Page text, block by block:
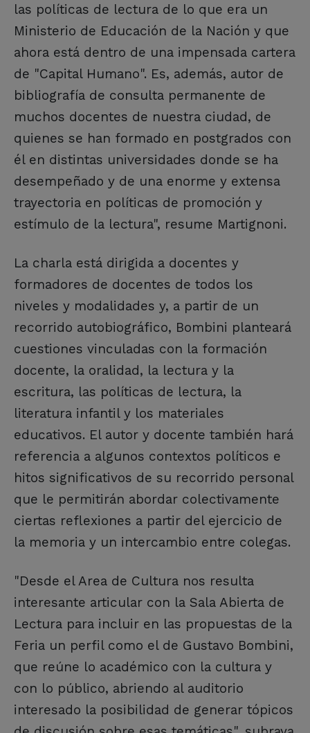
las políticas de lectura de lo que era un
Ministerio de Educación de la Nación y que
ahora está dentro de una impensada cartera
de "Capital Humano". Es, además, autor de
bibliografía de consulta permanente de
muchos docentes de nuestra ciudad, de
quienes se han formado en postgrados con
él en distintas universidades donde se ha
desempeñado y de una enorme y extensa
trayectoria en políticas de promoción y
estímulo de la lectura", resume Martignoni.
La charla está dirigida a docentes y
formadores de docentes de todos los
niveles y modalidades y, a partir de un
recorrido autobiográfico, Bombini planteará
cuestiones vinculadas con la formación
docente, la oralidad, la lectura y la
escritura, las políticas de lectura, la
literatura infantil y los materiales
educativos. El autor y docente también hará
referencia a algunos contextos políticos e
hitos significativos de su recorrido personal
que le permitirán abordar colectivamente
ciertas reflexiones a partir del ejercicio de
la memoria y un intercambio entre colegas.
"Desde el Area de Cultura nos resulta
interesante articular con la Sala Abierta de
Lectura para incluir en las propuestas de la
Feria un perfil como el de Gustavo Bombini,
que reúne lo académico con la cultura y
con lo público, abriendo al auditorio
interesado la posibilidad de generar tópicos